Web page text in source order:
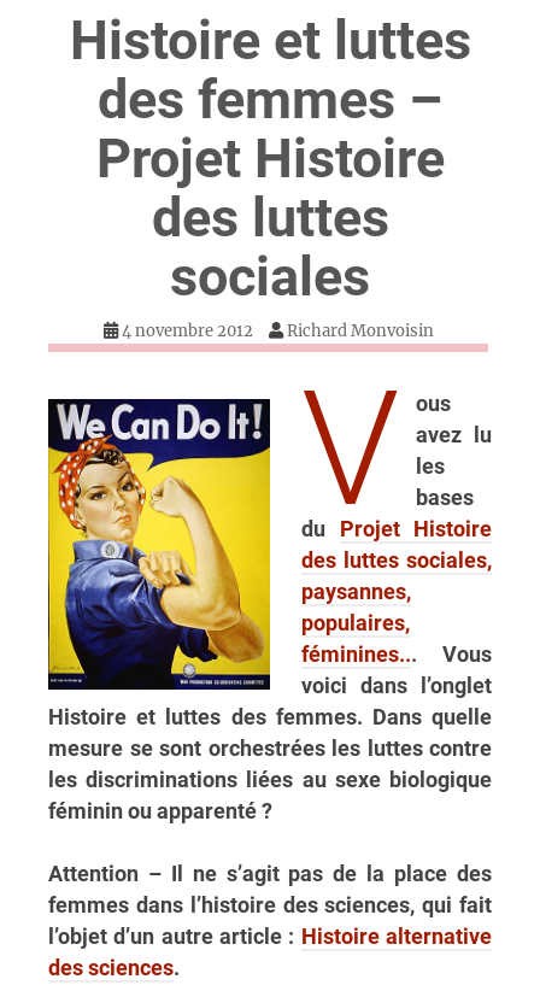
Histoire et luttes
des femmes –
Projet Histoire
des luttes
sociales
4 novembre 2012 Richard Monvoisin
V
ous
avez lu
les
bases
du
Projet Histoire
des luttes sociales,
paysannes,
populaires,
féminines... Vous
voici dans l’onglet
Histoire et luttes des femmes. Dans quelle
mesure se sont orchestrées les luttes contre
les discriminations liées au sexe biologique
féminin ou apparenté ?
Attention – Il ne s’agit pas de la place des
femmes dans l’histoire des sciences, qui fait
l’objet d’un autre article : Histoire alternative
des sciences.